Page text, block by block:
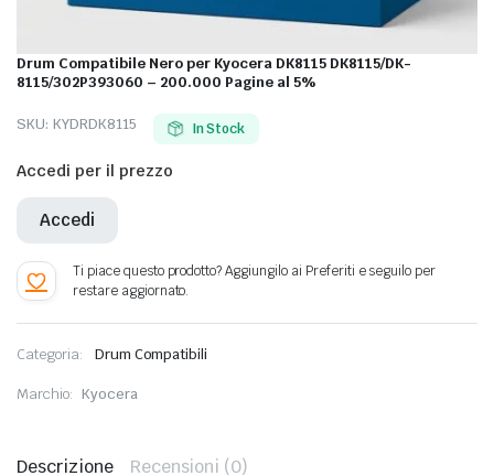
Drum Compatibile Nero per Kyocera DK8115 DK8115/DK-
8115/302P393060 – 200.000 Pagine al 5%
SKU: KYDRDK8115 In Stock
Accedi per il prezzo
Accedi
Categoria: Drum Compatibili
Marchio: Kyocera
Descrizione Recensioni (0)